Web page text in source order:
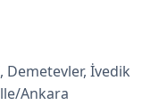
Demetevler, İvedik
Ankara